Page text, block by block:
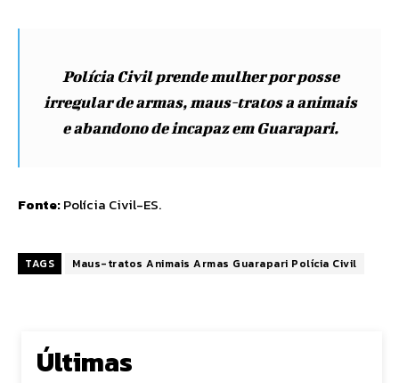
Polícia Civil prende mulher por posse
irregular de armas, maus-tratos a animais
e abandono de incapaz em Guarapari.
Fonte:Polícia Civil-ES.
TAGS Maus-tratos Animais Armas Guarapari Polícia Civil
Últimas